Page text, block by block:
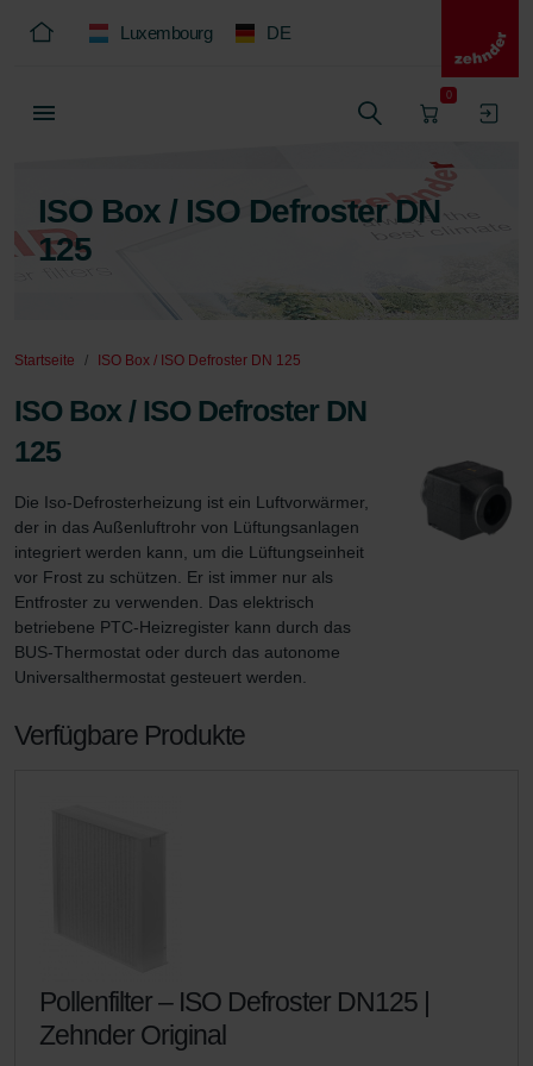
Luxembourg DE
0
ISO Box / ISO Defroster DN
125
Startseite ISO Box / ISO Defroster DN 125
ISO Box / ISO Defroster DN
125
Die Iso-Defrosterheizung ist ein Luftvorwärmer,
der in das Außenluftrohr von Lüftungsanlagen
integriert werden kann, um die Lüftungseinheit
vor Frost zu schützen. Er ist immer nur als
Entfroster zu verwenden. Das elektrisch
betriebene PTC-Heizregister kann durch das
BUS-Thermostat oder durch das autonome
Universalthermostat gesteuert werden.
Verfügbare Produkte
Pollenfilter – ISO Defroster DN125 |
Zehnder Original